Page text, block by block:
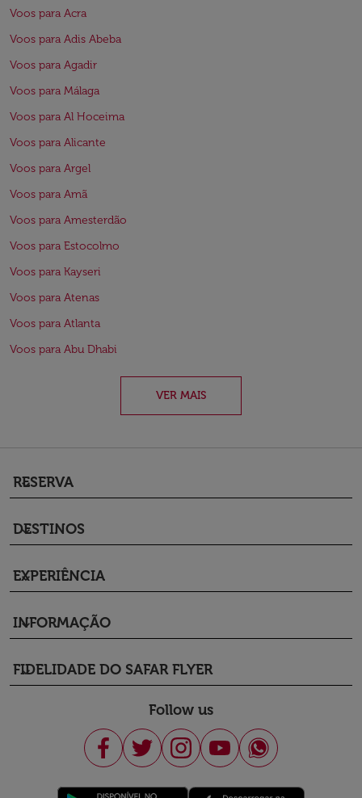
Voos para Acra
Voos para Adis Abeba
Voos para Agadir
Voos para Málaga
Voos para Al Hoceima
Voos para Alicante
Voos para Argel
Voos para Amã
Voos para Amesterdão
Voos para Estocolmo
Voos para Kayseri
Voos para Atenas
Voos para Atlanta
Voos para Abu Dhabi
VER MAIS
RESERVA
keyboard_arrow_down
DESTINOS
keyboard_arrow_down
EXPERIÊNCIA
keyboard_arrow_down
INFORMAÇÃO
keyboard_arrow_down
FIDELIDADE DO SAFAR FLYER
keyboard_arrow_down
Follow us